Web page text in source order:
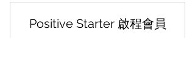
Positive Starter 啟程會員